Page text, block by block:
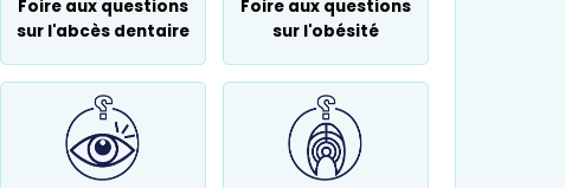
Foire aux questions
sur l'abcès dentaire
Foire aux questions
sur l'obésité